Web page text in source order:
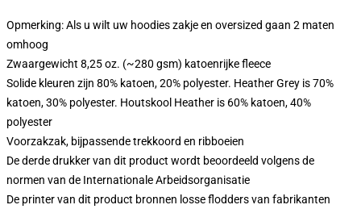
Opmerking: Als u wilt uw hoodies zakje en oversized gaan 2 maten
omhoog
Zwaargewicht 8,25 oz. (~280 gsm) katoenrijke fleece
Solide kleuren zijn 80% katoen, 20% polyester. Heather Grey is 70%
katoen, 30% polyester. Houtskool Heather is 60% katoen, 40%
polyester
Voorzakzak, bijpassende trekkoord en ribboeien
De derde drukker van dit product wordt beoordeeld volgens de
normen van de Internationale Arbeidsorganisatie
De printer van dit product bronnen losse flodders van fabrikanten